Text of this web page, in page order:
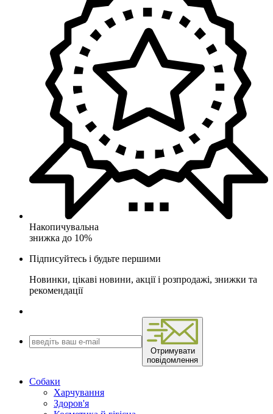
Накопичувальна
знижка до 10%
Підписуйтесь і будьте першими
Новинки, цікаві новини, акції і розпродажі, знижки та
рекомендації
Отримувати
повідомлення
Собаки
Харчування
Здоров'я